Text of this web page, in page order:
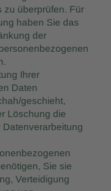
zu überprüfen. Für
haben Sie das
der
Ihrer
Daten
geschieht,
Löschung die
Sie sie
Verteidigung